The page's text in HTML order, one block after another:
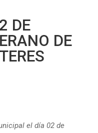
DE
DE
el día 02 de